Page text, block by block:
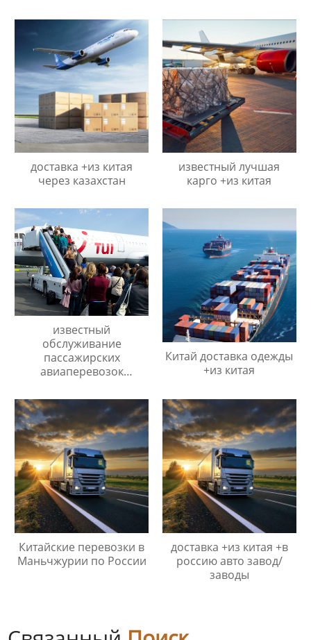
доставка +из китая
через казахстан
известный лучшая
карго +из китая
известный
обслуживание
пассажирских
авиаперевозок
Китай доставка одежды
+из китая
Китайские перевозки в
Маньчжурии по России
доставка +из китая +в
россию авто завод/
заводы